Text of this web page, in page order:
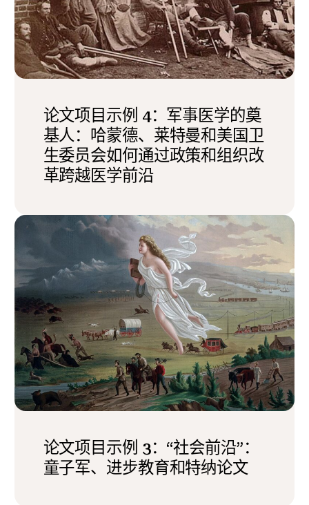
论文项目示例 4：军事医学的奠
基人：哈蒙德、莱特曼和美国卫
生委员会如何通过政策和组织改
革跨越医学前沿
论文项目示例 3：“社会前沿”：
童子军、进步教育和特纳论文